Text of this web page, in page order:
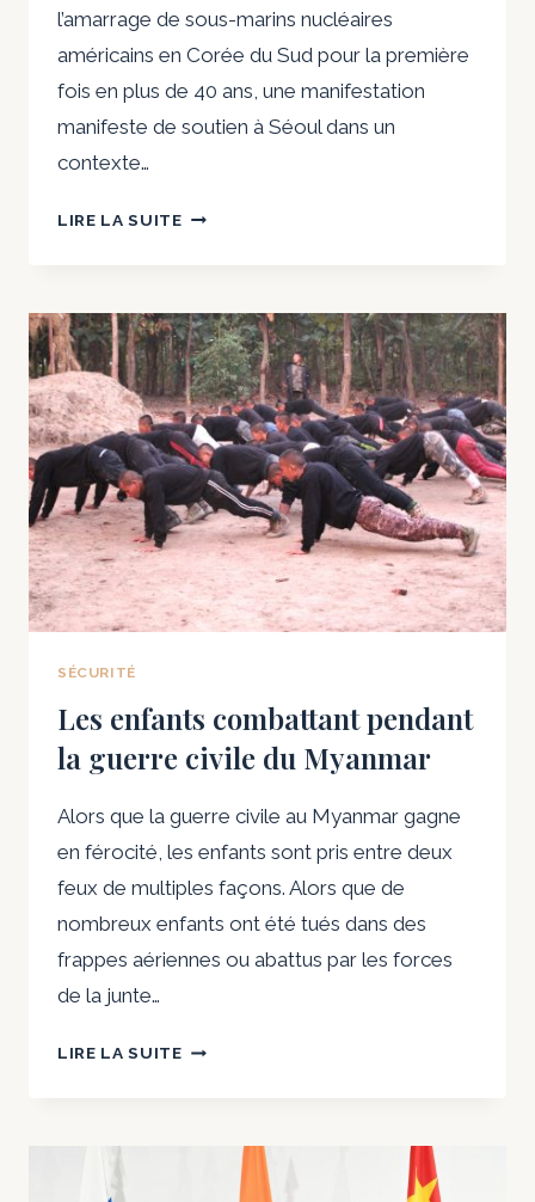
l’amarrage de sous-marins nucléaires
américains en Corée du Sud pour la première
fois en plus de 40 ans, une manifestation
manifeste de soutien à Séoul dans un
contexte…
LIRE LA SUITELES
AMARRER
DES
SOUS-
MARINS
NUCLÉAIRES
EN
CORÉE
DU
SUD
POUR
LA
40
ANS
SÉCURITÉ
Les enfants combattant pendant
la guerre civile du Myanmar
Alors que la guerre civile au Myanmar gagne
en férocité, les enfants sont pris entre deux
feux de multiples façons. Alors que de
nombreux enfants ont été tués dans des
frappes aériennes ou abattus par les forces
de la junte…
LIRE LA SUITELES
GUERRE